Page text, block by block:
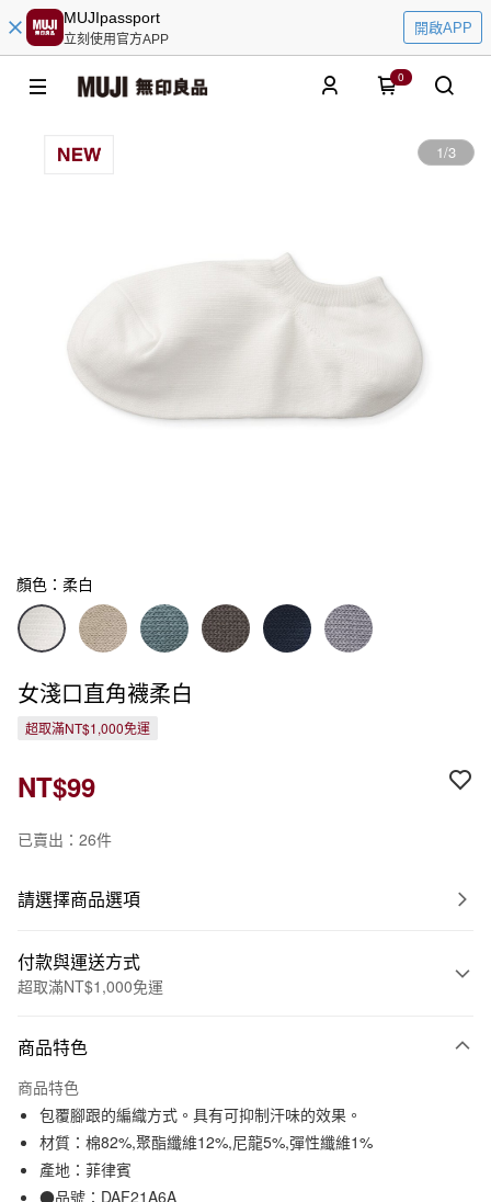
MUJIpassport
立刻使用官方APP
開啟APP
0
1/3
顏色：柔白
女淺口直角襪柔白
超取滿NT$1,000免運
NT$99
已賣出：26件
請選擇商品選項
付款與運送方式
超取滿NT$1,000免運
信用卡一次付款
信用卡分期付款
3 期 0 利率 每期NT$33
合作金庫商業銀行
華南商業銀行
超商取貨付款
商品特色
商品特色
包覆腳跟的編織方式。具有可抑制汗味的效果。
材質：棉82%,聚酯纖維12%,尼龍5%,彈性纖維1%
產地：菲律賓
●品號：DAF21A6A